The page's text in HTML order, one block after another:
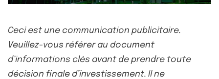
Ceci est une communication publicitaire.
Veuillez-vous référer au document
d’informations clés avant de prendre toute
décision finale d’investissement. Il ne